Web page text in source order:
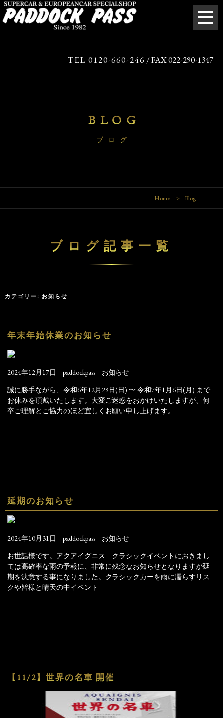
TEL 0120-660-246 / FAX 022-290-1347
BLOG
ブログ
Home > Blog
ブログ記事一覧
カテゴリー: お知らせ
年末年始休業のお知らせ
2024年12月17日 paddockpass
お知らせ
誠に勝手ながら、令和6年12月29日(日) 〜 令和7年1月6日(月) まで
お休みを頂戴いたします。大変ご迷惑をおかけいたしますが、何
卒ご理解とご協力のほど宜しくお願い申し上げます。
延期のお知らせ
2024年10月31日 paddockpass
お知らせ
お世話様です。アクアイグニス クラシックイベントにおきまし
ては高確率な雨の予報に、非常に残念なお知らせとなりますが延
期を決意する事になりました。クラシックカーを雨に濡らすリス
クや皆様と晴天の中イベント
【11/2】世界の名車 開催